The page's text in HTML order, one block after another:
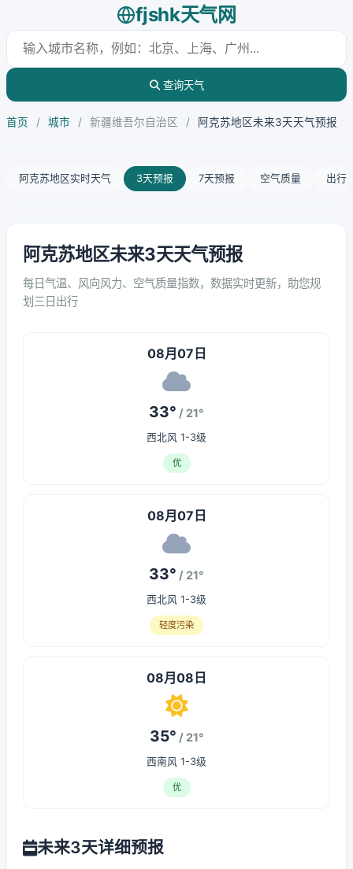
fjshk天气网
查询天气
首页 / 城市 / 新疆维吾尔自治区 / 阿克苏地区未来3天天气预报
阿克苏地区实时天气 3天预报 7天预报 空气质量 出行
阿克苏地区未来3天天气预报
每日气温、风向风力、空气质量指数，数据实时更新，助您规
划三日出行
08月07日
33° / 21°
西北风 1-3级
优
08月07日
33° / 21°
西北风 1-3级
轻度污染
08月08日
35° / 21°
西南风 1-3级
优
未来3天详细预报